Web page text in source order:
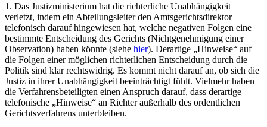
1. Das Justizministerium hat die richterliche Unabhängigkeit
verletzt, indem ein Abteilungsleiter den Amtsgerichtsdirektor
telefonisch darauf hingewiesen hat, welche negativen Folgen eine
bestimmte Entscheidung des Gerichts (Nichtgenehmigung einer
Observation) haben könnte (siehe hier). Derartige „Hinweise“ auf
die Folgen einer möglichen richterlichen Entscheidung durch die
Politik sind klar rechtswidrig. Es kommt nicht darauf an, ob sich die
Justiz in ihrer Unabhängigkeit beeinträchtigt fühlt. Vielmehr haben
die Verfahrensbeteiligten einen Anspruch darauf, dass derartige
telefonische „Hinweise“ an Richter außerhalb des ordentlichen
Gerichtsverfahrens unterbleiben.